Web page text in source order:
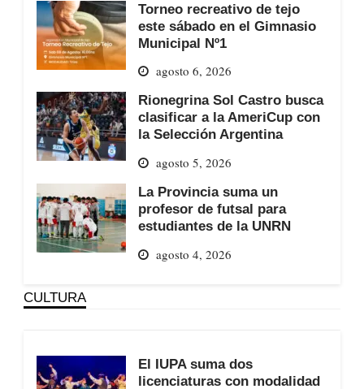
Torneo recreativo de tejo
este sábado en el Gimnasio
Municipal Nº1
agosto 6, 2026
Rionegrina Sol Castro busca
clasificar a la AmeriCup con
la Selección Argentina
agosto 5, 2026
La Provincia suma un
profesor de futsal para
estudiantes de la UNRN
agosto 4, 2026
CULTURA
El IUPA suma dos
licenciaturas con modalidad